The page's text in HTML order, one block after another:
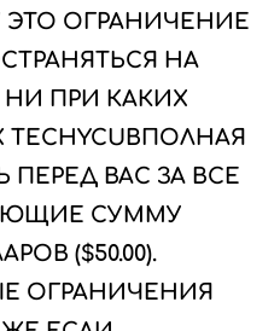
ОГРАНИЧЕНИЕ
НА
ПРИ КАКИХ
ПЕРЕД ВАС ЗА ВСЕ
СУММУ
($50.00).
ОГРАНИЧЕНИЯ